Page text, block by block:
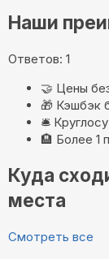
Наши
Ответов: 1
🤝 Цены
🎁 Кэшбэк
🛎️
🏨 Более 1
Куда
места
Смотреть все